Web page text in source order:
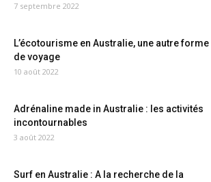
7 septembre 2022
L’écotourisme en Australie, une autre forme
de voyage
10 août 2022
Adrénaline made in Australie : les activités
incontournables
3 août 2022
Surf en Australie : A la recherche de la